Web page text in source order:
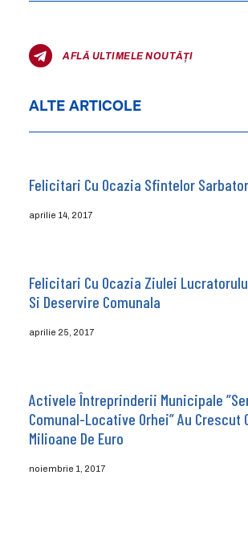
AFLĂ ULTIMELE NOUTĂȚI
ALTE ARTICOLE
Felicitari Cu Ocazia Sfintelor
aprilie 14, 2017
Felicitari Cu Ocazia Ziulei
Si Deservire Comunala
aprilie 25, 2017
Activele Întreprinderii Municipale
Comunal-Locative Orhei” Au Crescut
Milioane De Euro
noiembrie 1, 2017